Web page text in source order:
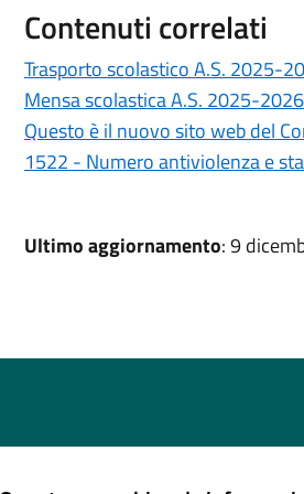
Contenuti correlati
Trasporto scolastico A.S. 2025-
Mensa scolastica A.S. 2025-2026
Questo è il nuovo sito web del
1522 - Numero antiviolenza e
Ultimo aggiornamento: 9